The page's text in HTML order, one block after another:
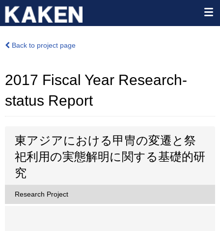
Back to project page
2017 Fiscal Year Research-
status Report
東アジアにおける甲冑の変遷と祭
祀利用の実態解明に関する基礎的研
究
Research Project